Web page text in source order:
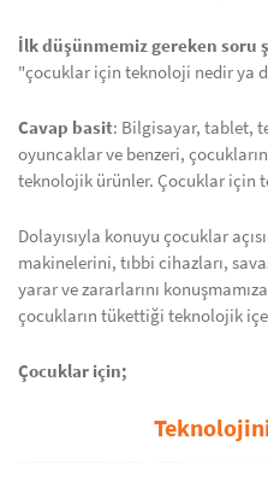
İlk düşünmemiz gereken soru
"çocuklar için teknoloji nedir ya
Cavap basit: Bilgisayar, tablet,
oyuncaklar ve benzeri,
teknolojik ürünler. Çocuklar için
Dolayısıyla konuyu çocuklar
makinelerini, tıbbi cihazları,
yarar ve zararlarını
çocukların tükettiği teknolojik
Çocuklar için;